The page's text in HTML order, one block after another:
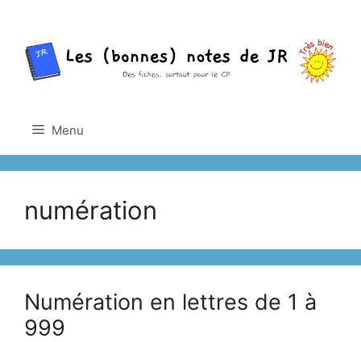
contenu
Menu
numération
Numération en lettres de 1 à
999